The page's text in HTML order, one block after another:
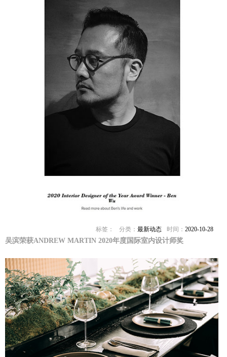
时间：2020-10-28
分类：最新动态
标签：
吴滨荣获ANDREW MARTIN 2020年度国际室内设计师奖